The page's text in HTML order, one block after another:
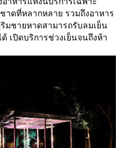
าดที่หลากหลาย รวมถึงอาหาร
ชายหาดสามารถรับลมเย็น
เปิดบริการช่วงเย็นจนถึงห้า